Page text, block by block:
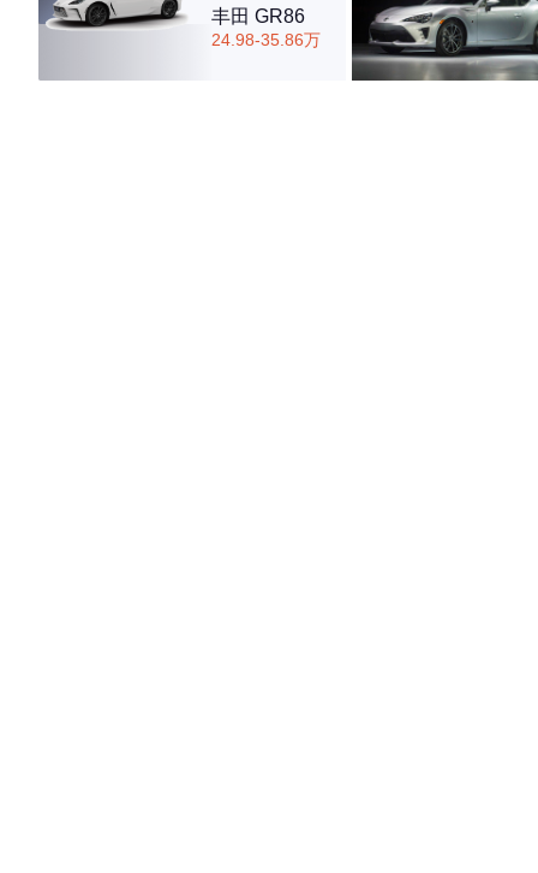
丰田 GR86
24.98-35.86万